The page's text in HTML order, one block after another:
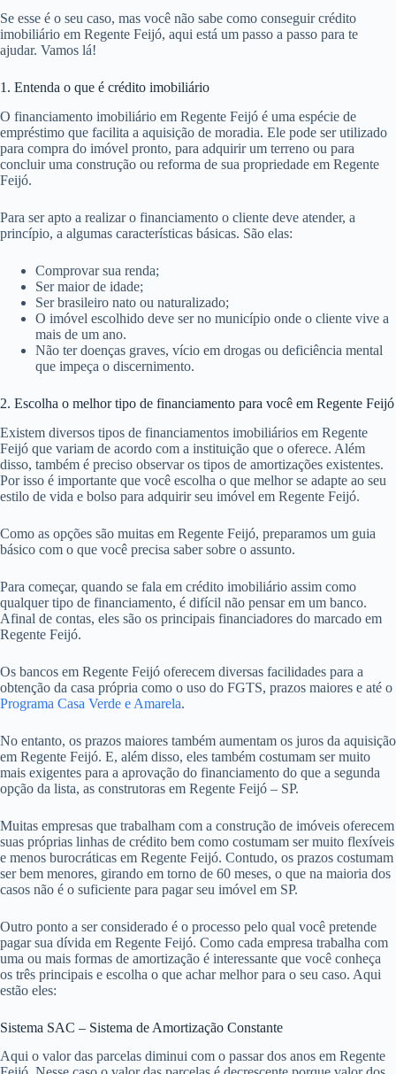
Se esse é o seu caso, mas você não sabe como conseguir crédito
imobiliário em Regente Feijó, aqui está um passo a passo para te
ajudar. Vamos lá!
1. Entenda o que é crédito imobiliário
O financiamento imobiliário em Regente Feijó é uma espécie de
empréstimo que facilita a aquisição de moradia. Ele pode ser utilizado
para compra do imóvel pronto, para adquirir um terreno ou para
concluir uma construção ou reforma de sua propriedade em Regente
Feijó.
Para ser apto a realizar o financiamento o cliente deve atender, a
princípio, a algumas características básicas. São elas:
Comprovar sua renda;
Ser maior de idade;
Ser brasileiro nato ou naturalizado;
O imóvel escolhido deve ser no município onde o cliente vive a
mais de um ano.
Não ter doenças graves, vício em drogas ou deficiência mental
que impeça o discernimento.
2. Escolha o melhor tipo de financiamento para você em Regente Feijó
Existem diversos tipos de financiamentos imobiliários em Regente
Feijó que variam de acordo com a instituição que o oferece. Além
disso, também é preciso observar os tipos de amortizações existentes.
Por isso é importante que você escolha o que melhor se adapte ao seu
estilo de vida e bolso para adquirir seu imóvel em Regente Feijó.
Como as opções são muitas em Regente Feijó, preparamos um guia
básico com o que você precisa saber sobre o assunto.
Para começar, quando se fala em crédito imobiliário assim como
qualquer tipo de financiamento, é difícil não pensar em um banco.
Afinal de contas, eles são os principais financiadores do marcado em
Regente Feijó.
Os bancos em Regente Feijó oferecem diversas facilidades para a
obtenção da casa própria como o uso do FGTS, prazos maiores e até o
Programa Casa Verde e Amarela.
No entanto, os prazos maiores também aumentam os juros da aquisição
em Regente Feijó. E, além disso, eles também costumam ser muito
mais exigentes para a aprovação do financiamento do que a segunda
opção da lista, as construtoras em Regente Feijó – SP.
Muitas empresas que trabalham com a construção de imóveis oferecem
suas próprias linhas de crédito bem como costumam ser muito flexíveis
e menos burocráticas em Regente Feijó. Contudo, os prazos costumam
ser bem menores, girando em torno de 60 meses, o que na maioria dos
casos não é o suficiente para pagar seu imóvel em SP.
Outro ponto a ser considerado é o processo pelo qual você pretende
pagar sua dívida em Regente Feijó. Como cada empresa trabalha com
uma ou mais formas de amortização é interessante que você conheça
os três principais e escolha o que achar melhor para o seu caso. Aqui
estão eles:
Sistema SAC – Sistema de Amortização Constante
Aqui o valor das parcelas diminui com o passar dos anos em Regente